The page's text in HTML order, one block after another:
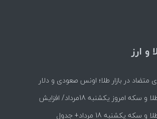
و ارز
متضاد در بازار طلا؛ اونس صعودی و دلار
قیمت طلا و سکه امروز یکشنبه 18مرداد/ افزایش
+ جدول و جزئیات
یکشنبه 18 مرداد+ جدول